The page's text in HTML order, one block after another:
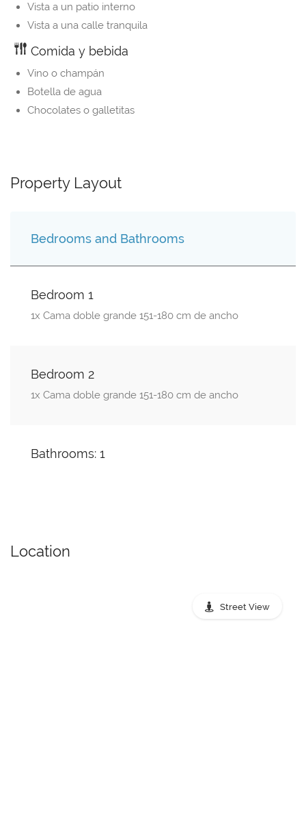
Vista a un patio interno
Vista a una calle tranquila
Comida y bebida
Vino o champán
Botella de agua
Chocolates o galletitas
Property Layout
Bedrooms and Bathrooms
Bedroom 1
1x Cama doble grande 151-180 cm de ancho
Bedroom 2
1x Cama doble grande 151-180 cm de ancho
Bathrooms: 1
Location
Street View